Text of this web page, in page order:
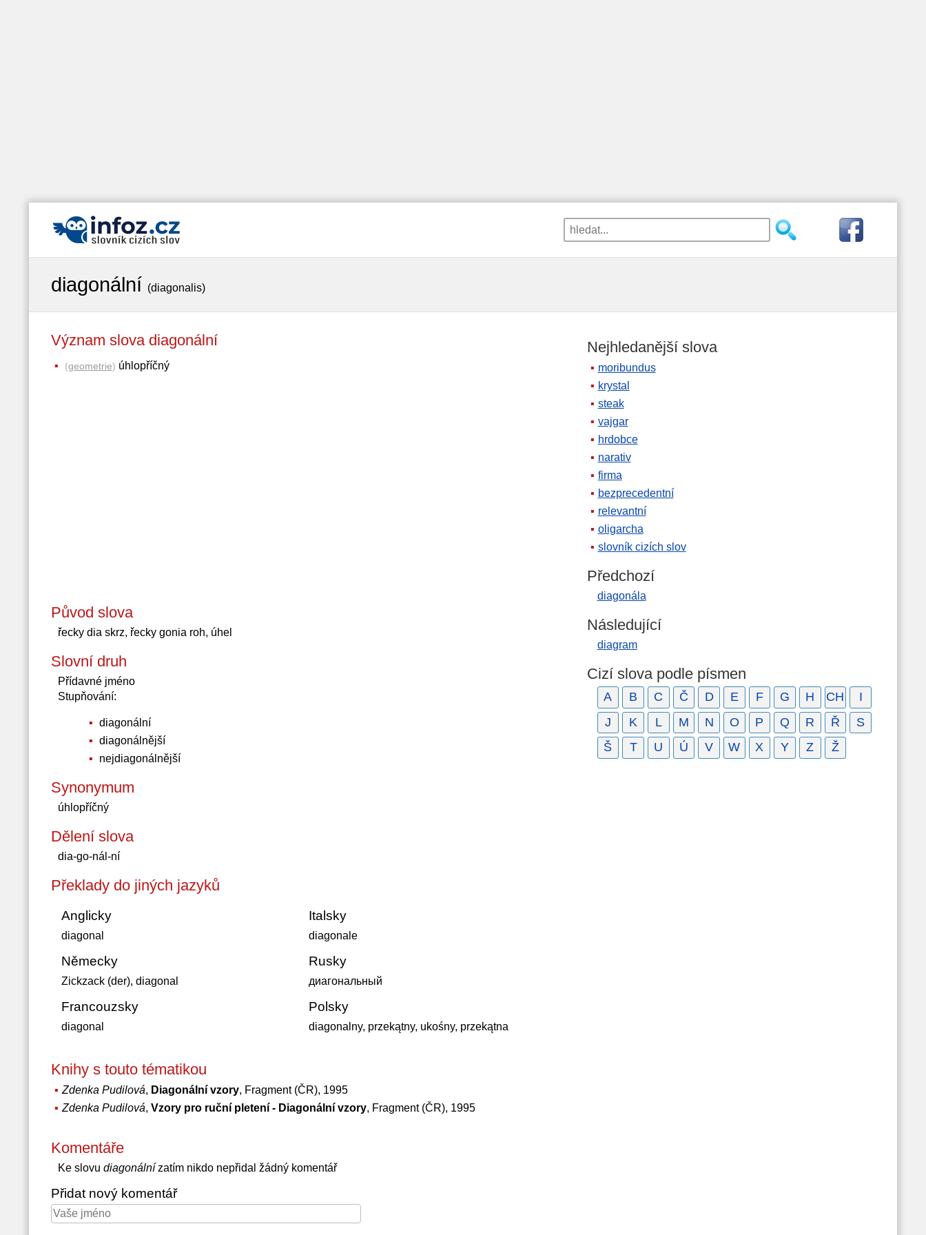
diagonální (diagonalis)
Význam slova diagonální
(geometrie) úhlopříčný
Původ slova
řecky dia skrz, řecky gonia roh, úhel
Slovní druh
Přídavné jméno
Stupňování:
diagonální
diagonálnější
nejdiagonálnější
Synonymum
úhlopříčný
Dělení slova
dia-go-nál-ní
Překlady do jiných jazyků
Anglicky
diagonal
Německy
Zickzack (der), diagonal
Francouzsky
diagonal
Italsky
diagonale
Rusky
диагональный
Polsky
diagonalny, przekątny, ukośny, przekątna
Knihy s touto tématikou
Zdenka Pudilová, Diagonální vzory, Fragment (ČR), 1995
Zdenka Pudilová, Vzory pro ruční pletení - Diagonální vzory, Fragment (ČR), 1995
Komentáře
Ke slovu diagonálnízatím nikdo nepřidal žádný komentář
Přidat nový komentář
Nejhledanější slova
moribundus
krystal
steak
vajgar
hrdobce
narativ
firma
bezprecedentní
relevantní
oligarcha
slovník cizích slov
Předchozí
diagonála
Následující
diagram
Cizí slova podle písmen
A B C Č D E F G H CH
I
J
K L M N O P Q R Ř
S
Š
T U Ú V W X Y Z Ž